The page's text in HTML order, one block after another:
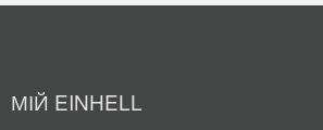
МІЙ EINHELL